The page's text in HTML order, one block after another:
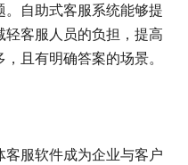
自助式客服系统能够提
客服人员的负担，提高
且有明确答案的场景。
服软件成为企业与客户